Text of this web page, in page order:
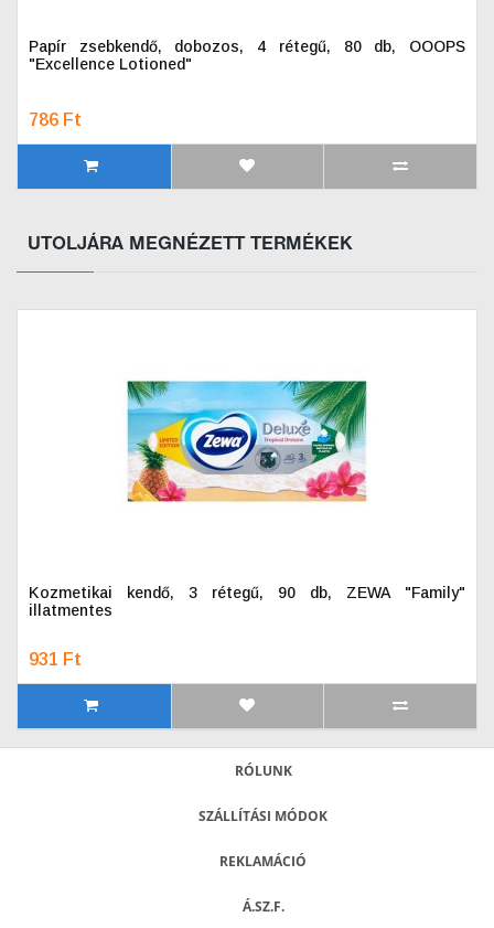
Papír zsebkendő, dobozos, 4 rétegű, 80 db, OOOPS
"Excellence Lotioned"
786 Ft
UTOLJÁRA MEGNÉZETT TERMÉKEK
Kozmetikai kendő, 3 rétegű, 90 db, ZEWA "Family"
illatmentes
931 Ft
RÓLUNK
SZÁLLÍTÁSI MÓDOK
REKLAMÁCIÓ
Á.SZ.F.